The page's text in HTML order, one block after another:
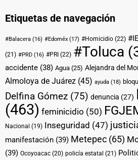
Etiquetas de navegación
#Balacera (16) #Edoméx (17) #Homicidio (22)
(21) #PRD (16) #PRI (22) #Toluca
accidente (38) Agua (25) Alejandra del
Almoloya de Juárez (45) ayuda (18)
Delfina Gómez (75) denuncia (27)
(463) feminicidio (50)
Nacional (19) Inseguridad (47)
manifestación (39) Metepec (65)
(39) Ocoyoacac (20) policía estatal (21)